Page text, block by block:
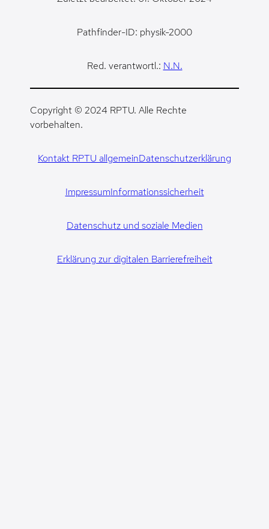
Pathfinder-ID: physik-2000
Red. verantwortl.: N.N.
Copyright © 2024 RPTU. Alle Rechte
vorbehalten.
Kontakt RPTU allgemeinDatenschutzerklärung
ImpressumInformationssicherheit
Datenschutz und soziale Medien
Erklärung zur digitalen Barrierefreiheit